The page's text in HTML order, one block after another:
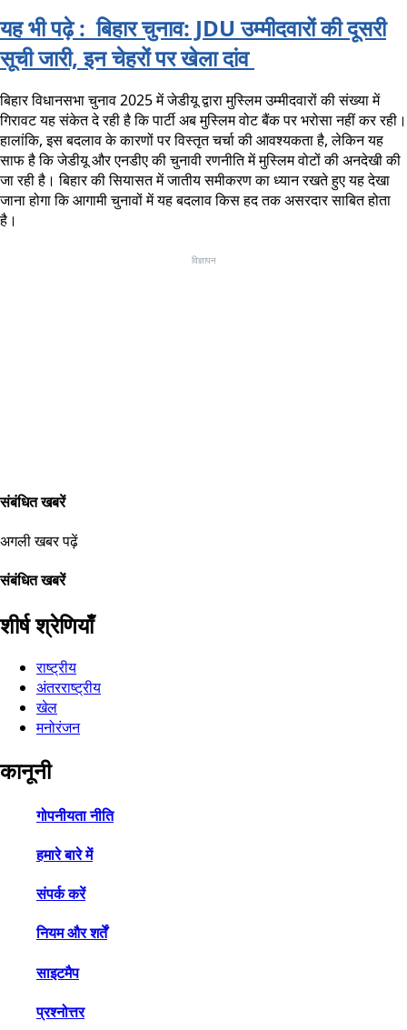
यह भी पढ़े :बिहार चुनाव: JDU उम्मीदवारों की दूसरी
सूची जारी, इन चेहरों पर खेला दांव
बिहार विधानसभा चुनाव 2025 में जेडीयू द्वारा मुस्लिम उम्मीदवारों की संख्या में
गिरावट यह संकेत दे रही है कि पार्टी अब मुस्लिम वोट बैंक पर भरोसा नहीं कर रही।
हालांकि, इस बदलाव के कारणों पर विस्तृत चर्चा की आवश्यकता है, लेकिन यह
साफ है कि जेडीयू और एनडीए की चुनावी रणनीति में मुस्लिम वोटों की अनदेखी की
जा रही है। बिहार की सियासत में जातीय समीकरण का ध्यान रखते हुए यह देखा
जाना होगा कि आगामी चुनावों में यह बदलाव किस हद तक असरदार साबित होता
है।
विज्ञापन
संबंधित खबरें
अगली खबर पढ़ें
संबंधित खबरें
शीर्ष श्रेणियाँ
राष्ट्रीय
अंतरराष्ट्रीय
खेल
मनोरंजन
कानूनी
गोपनीयता नीति
हमारे बारे में
संपर्क करें
नियम और शर्तें
साइटमैप
प्रश्नोत्तर